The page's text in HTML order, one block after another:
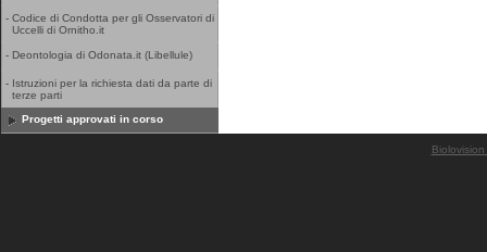
- Codice di Condotta per gli Osservatori di
Uccelli di Ornitho.it
- Deontologia di Odonata.it (Libellule)
- Istruzioni per la richiesta dati da parte di
terze parti
Progetti approvati in corso
Biolovision